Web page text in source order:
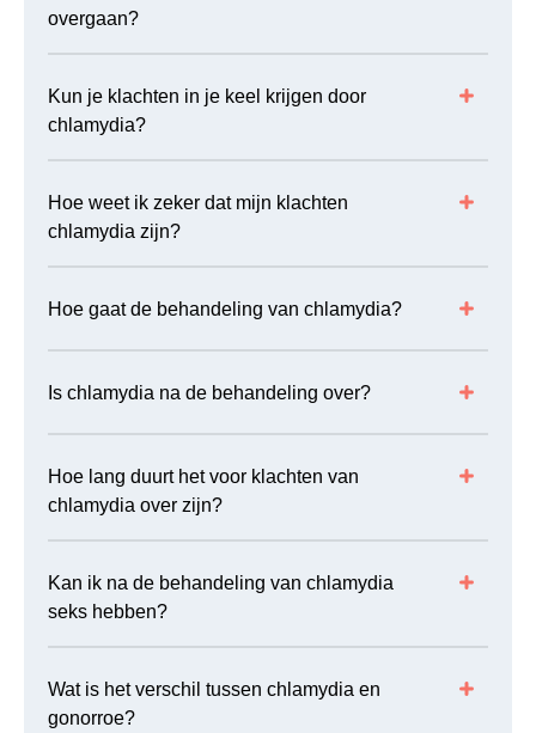
overgaan?
Kun je klachten in je keel krijgen door
chlamydia?
Hoe weet ik zeker dat mijn klachten
chlamydia zijn?
Hoe gaat de behandeling van chlamydia?
Is chlamydia na de behandeling over?
Hoe lang duurt het voor klachten van
chlamydia over zijn?
Kan ik na de behandeling van chlamydia
seks hebben?
Wat is het verschil tussen chlamydia en
gonorroe?